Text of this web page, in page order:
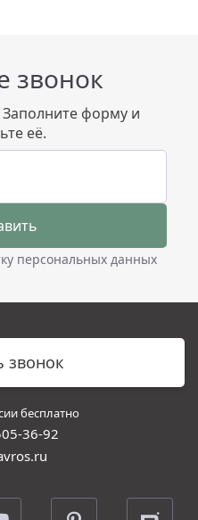
звонок
форму и
её.
персональных данных
звонок
бесплатно
36-92